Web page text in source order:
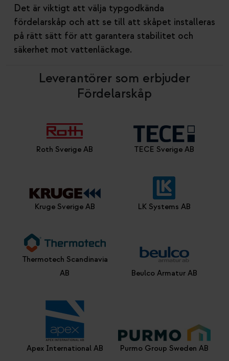
Det är viktigt att välja typgodkända
fördelarskåp och att se till att skåpet installeras
på rätt sätt för att garantera stabilitet och
säkerhet mot vattenläckage.
Leverantörer som erbjuder
Fördelarskåp
Roth Sverige AB TECE Sverige AB
Kruge Sverige AB LK Systems AB
Thermotech Scandinavia
AB
Beulco Armatur AB
Apex International AB Purmo Group Sweden AB